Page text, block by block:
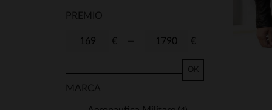
PREMIO
€ €
OK
MARCA